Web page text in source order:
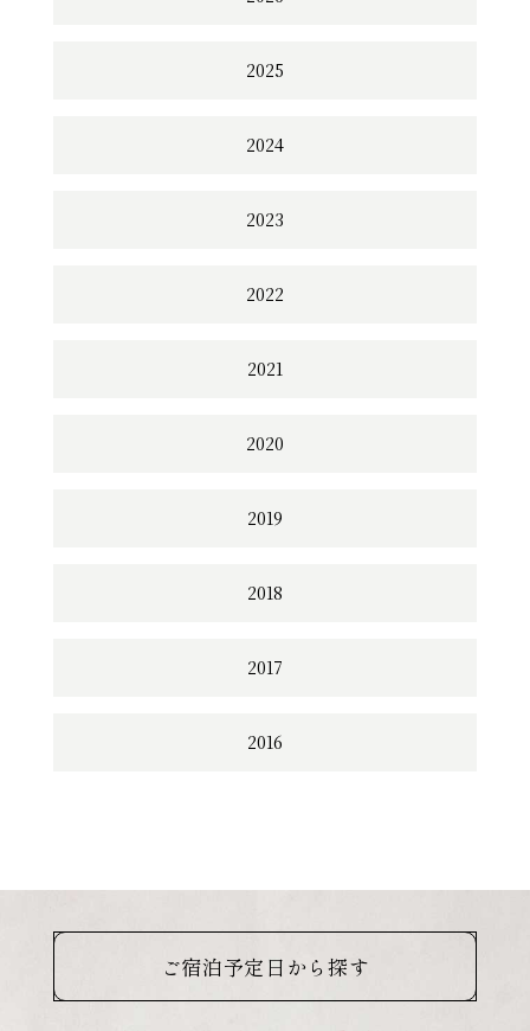
2025
2024
2023
2022
2021
2020
2019
2018
2017
2016
ご宿泊予定日から探す